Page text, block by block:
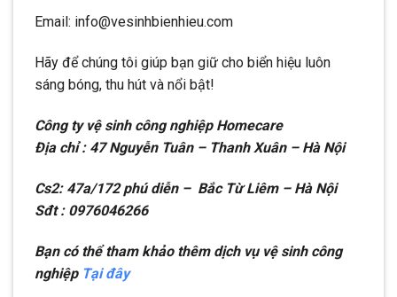
Email: info@vesinhbienhieu.com
Hãy để chúng tôi giúp bạn giữ cho biển hiệu luôn
sáng bóng, thu hút và nổi bật!
Công ty vệ sinh công nghiệp Homecare
Địa chỉ : 47 Nguyễn Tuân – Thanh Xuân – Hà Nội
Cs2: 47a/172 phú diễn – Bắc Từ Liêm – Hà Nội
Sđt : 0976046266
Bạn có thể tham khảo thêm dịch vụ vệ sinh công
nghiệp Tại đây